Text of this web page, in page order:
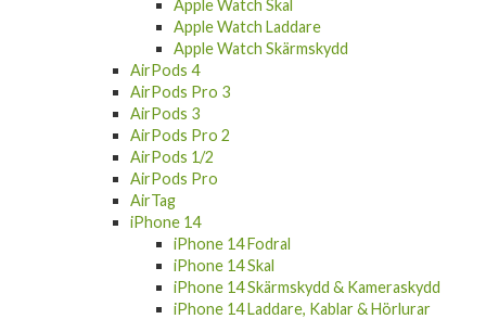
Apple Watch Skal
Apple Watch Laddare
Apple Watch Skärmskydd
AirPods 4
AirPods Pro 3
AirPods 3
AirPods Pro 2
AirPods 1/2
AirPods Pro
AirTag
iPhone 14
iPhone 14 Fodral
iPhone 14 Skal
iPhone 14 Skärmskydd & Kameraskydd
iPhone 14 Laddare, Kablar & Hörlurar